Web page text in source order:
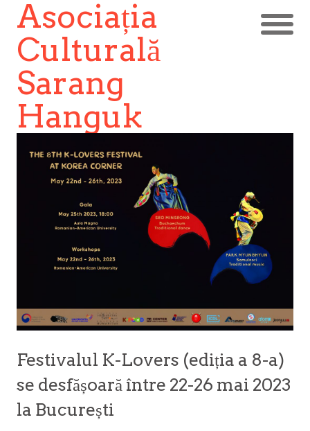
Asociația
Culturală
Sarang
Hanguk
Festivalul K-Lovers (ediția a 8-a)
se desfășoară între 22-26 mai 2023
la București